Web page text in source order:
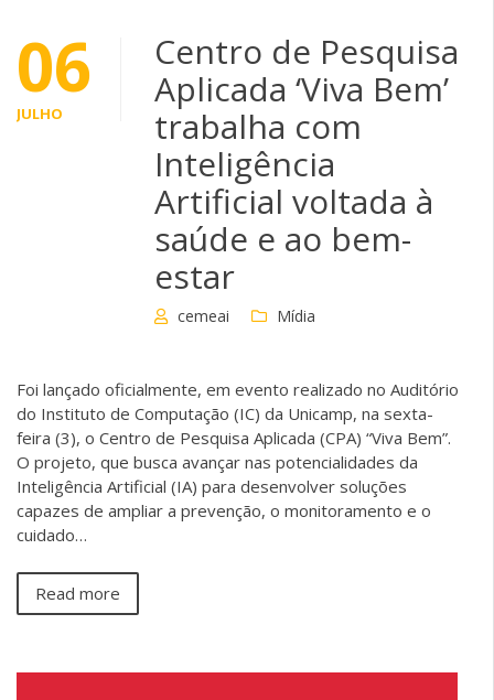
06
JULHO
Centro de Pesquisa
Aplicada ‘Viva Bem’
trabalha com
Inteligência
Artificial voltada à
saúde e ao bem-
estar
cemeai Mídia
Foi lançado oficialmente, em evento realizado no Auditório
do Instituto de Computação (IC) da Unicamp, na sexta-
feira (3), o Centro de Pesquisa Aplicada (CPA) “Viva Bem”.
O projeto, que busca avançar nas potencialidades da
Inteligência Artificial (IA) para desenvolver soluções
capazes de ampliar a prevenção, o monitoramento e o
cuidado…
Read more